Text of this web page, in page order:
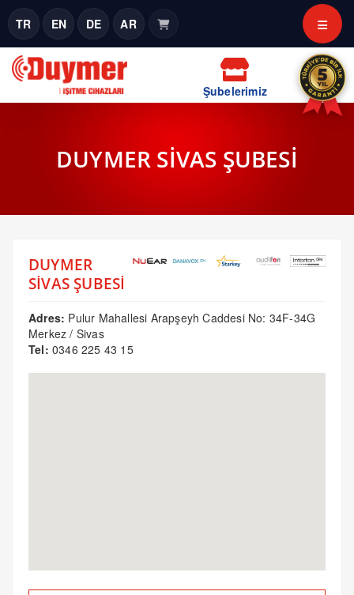
TR EN DE AR
Şubelerimiz
DUYMER SİVAS ŞUBESİ
DUYMER
SİVAS ŞUBESİ
Adres: Pulur Mahallesi Arapşeyh Caddesi No: 34F-34G
Merkez / Sivas
Tel: 0346 225 43 15